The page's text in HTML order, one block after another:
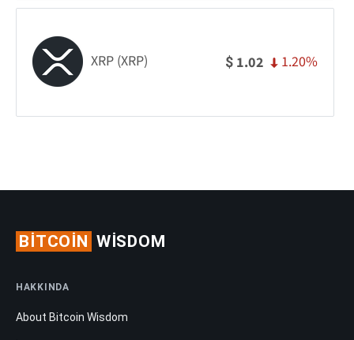
XRP (XRP) $ 1.02 1.20%
BITCOIN WISDOM
HAKKINDA
About Bitcoin Wisdom